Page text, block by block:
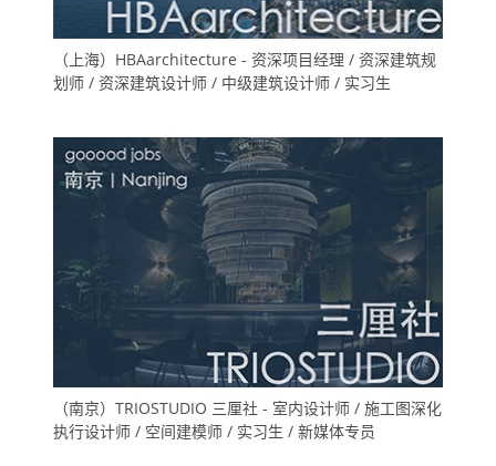
（上海）HBAarchitecture - 资深项目经理 / 资深建筑规
划师 / 资深建筑设计师 / 中级建筑设计师 / 实习生
（南京）TRIOSTUDIO 三厘社 - 室内设计师 / 施工图深化
执行设计师 / 空间建模师 / 实习生 / 新媒体专员